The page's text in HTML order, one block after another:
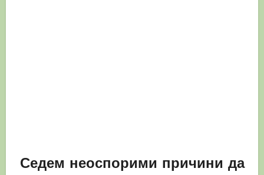
Седем неоспорими причини да